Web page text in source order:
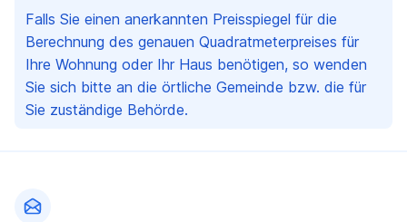
Falls Sie einen anerkannten Preisspiegel für die
Berechnung des genauen Quadratmeterpreises für
Ihre Wohnung oder Ihr Haus benötigen, so wenden
Sie sich bitte an die örtliche Gemeinde bzw. die für
Sie zuständige Behörde.